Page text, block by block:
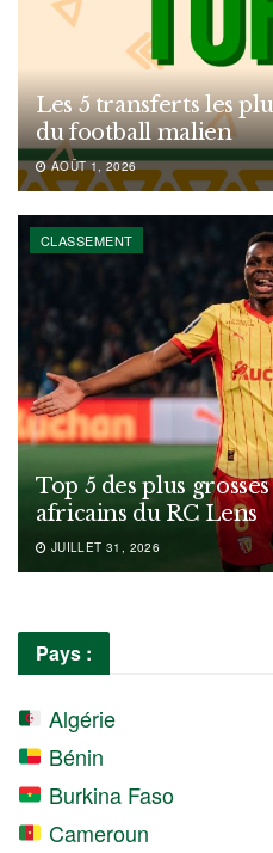
Les 5 transferts les
du football malien
AOÛT 1, 2026
CLASSEMENT
Top 5 des plus
africains du RC Lens
JUILLET 31, 2026
Pays :
Algérie
Bénin
Burkina Faso
Cameroun